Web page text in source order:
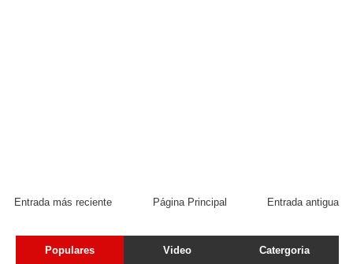
Entrada más reciente Entrada antigua
Página Principal
Populares Video Catergoria